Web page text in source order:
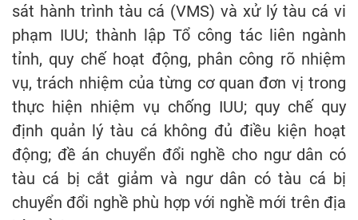
sát hành trình tàu cá (VMS) và xử lý tàu cá vi
phạm IUU; thành lập Tổ công tác liên ngành
tỉnh, quy chế hoạt động, phân công rõ nhiệm
vụ, trách nhiệm của từng cơ quan đơn vị trong
thực hiện nhiệm vụ chống IUU; quy chế quy
định quản lý tàu cá không đủ điều kiện hoạt
động; đề án chuyển đổi nghề cho ngư dân có
tàu cá bị cắt giảm và ngư dân có tàu cá bị
chuyển đổi nghề phù hợp với nghề mới trên địa